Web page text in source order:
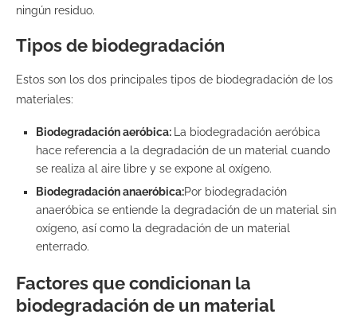
ningún residuo.
Tipos de biodegradación
Estos son los dos principales tipos de biodegradación de los
materiales:
Biodegradación aeróbica:
La biodegradación aeróbica
hace referencia a la degradación de un material cuando
se realiza al aire libre y se expone al oxígeno.
Biodegradación anaeróbica:Por biodegradación
anaeróbica se entiende la degradación de un material sin
oxígeno, así como la degradación de un material
enterrado.
Factores que condicionan la
biodegradación de un material